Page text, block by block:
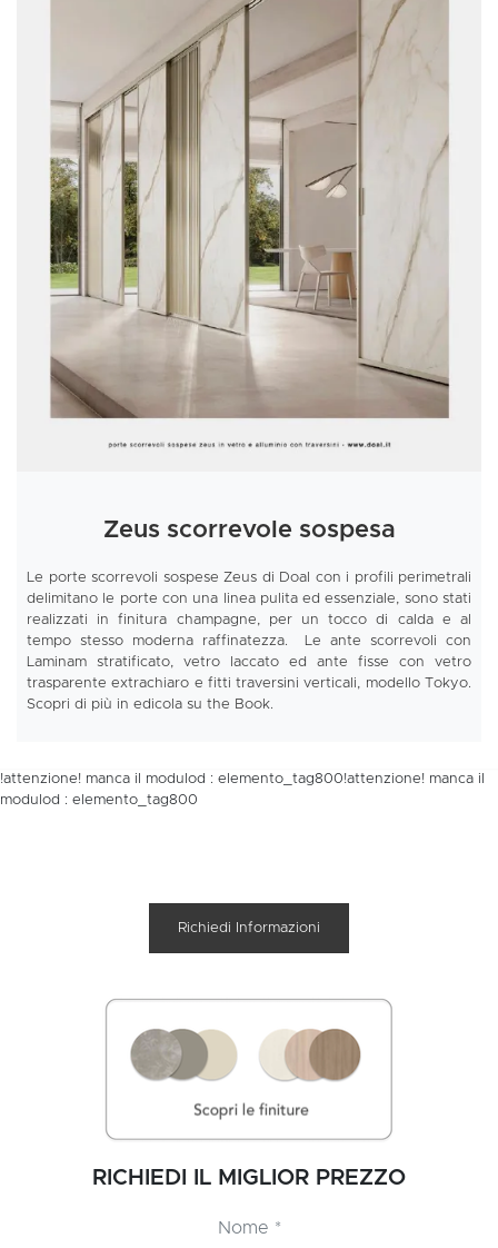
Zeus scorrevole sospesa
Le porte scorrevoli sospese Zeus di Doal con i profili perimetrali
delimitano le porte con una linea pulita ed essenziale, sono stati
realizzati in finitura champagne, per un tocco di calda e al
tempo stesso moderna raffinatezza. Le ante scorrevoli con
Laminam stratificato, vetro laccato ed ante fisse con vetro
trasparente extrachiaro e fitti traversini verticali, modello Tokyo.
Scopri di più in edicola su the Book.
!attenzione! manca il modulod : elemento_tag800!attenzione! manca il
modulod : elemento_tag800
Richiedi Informazioni
RICHIEDI IL MIGLIOR PREZZO